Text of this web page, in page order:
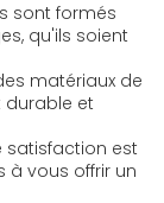
sont formés
qu'ils soient
matériaux de
durable et
satisfaction est
à vous offrir un